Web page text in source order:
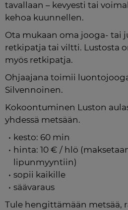
tavallaan – kevyesti tai
kehoa kuunnellen.
Ota mukaan oma jooga- tai
retkipatja tai viltti. Lustosta
myös retkipatja.
Ohjaajana toimii
Silvennoinen.
Kokoontuminen Luston
yhdessä metsään.
kesto: 60 min
hinta: 10 € / hlö
lipunmyyntiin)
sopii kaikille
säävaraus
Tule hengittämään metsää,